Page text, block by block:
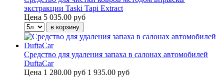
экстракции Taski Tapi Extract
Цена 5 035.00 руб
Средство для удаления запаха в салонах автомобилей
DuftaCar
Цена 1 280.00 руб 1 935.00 руб